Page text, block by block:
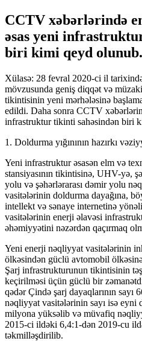
CCTV xəbərlərində
əsas yeni
biri kimi qeyd olunub.
Xülasə: 28 fevral 2020-ci il
mövzusunda geniş diqqət və
tikintisinin yeni mərhələsinə
edildi. Daha sonra CCTV
infrastruktur tikinti sahəsindən biri
1. Doldurma yığınının hazırkı
Yeni infrastruktur əsasən elm və
stansiyasının tikintisinə, UHV-yə,
yolu və şəhərlərarası dəmir yolu
vasitələrinin doldurma dayağına,
intellekt və sənaye internetinə
vasitələrinin enerji əlavəsi
əhəmiyyətini nəzərdən qaçırmaq
Yeni enerji nəqliyyat vasitələrinin
ölkəsindən güclü avtomobil
Şarj infrastrukturunun tikintisinin
keçirilməsi üçün güclü bir
qədər Çində şarj dayaqlarının
nəqliyyat vasitələrinin sayı isə eyni
milyona yüksəlib və müvafiq
2015-ci ildəki 6,4:1-dən 2019-cu
təkmilləşdirilib.